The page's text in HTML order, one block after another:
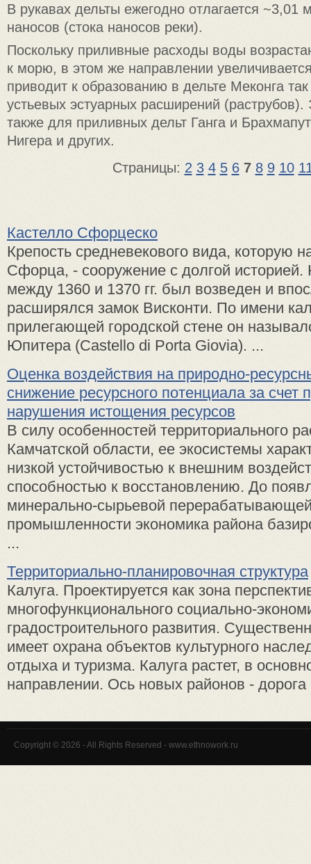
В рукавах дельты ежегодно отлагается ~3,01
наносов (стока наносов реки).
Поскольку приливные расходы воды
к морю, в этом же направлении
приводит к образованию в дельте Меконга
устьевых эстуарных расширений (раструбов).
также для приливных дельт Ганга и
Нигера и других.
Страницы: 2 3 4 5 6 7 8 9 10
Кастелло Сфорцеско
Крепость средневекового вида, ко­торую
Сфор­ца, - сооружение с долгой истори­ей.
между 1360 и 1370 гг. был возведен и
расширялся замок Висконти. По имени
прилегающей го­родской стене он
Юпитера (Castello di Porta Giovia). ...
Оценка воздействия на природно-
снижение ресурсного потенциала за счет
нарушения истощения ресурсов
В силу особенностей территориального
Камчатской области, ее экосистемы
низкой устойчивостью к внешним
способностью к восстановлению. До
минерально-сырьевой
промышленности экономика района
...
Территориально-планировочная структура
Калуга. Проектируется как зона
многофункционального социально-
градостроительного развития.
имеет охрана объектов культурного
отдыха и туризма. Калуга растет, в
направлении. Ось новых районов -
Copyright © 2026 - All Rights Reserved - www.ethnowork.ru